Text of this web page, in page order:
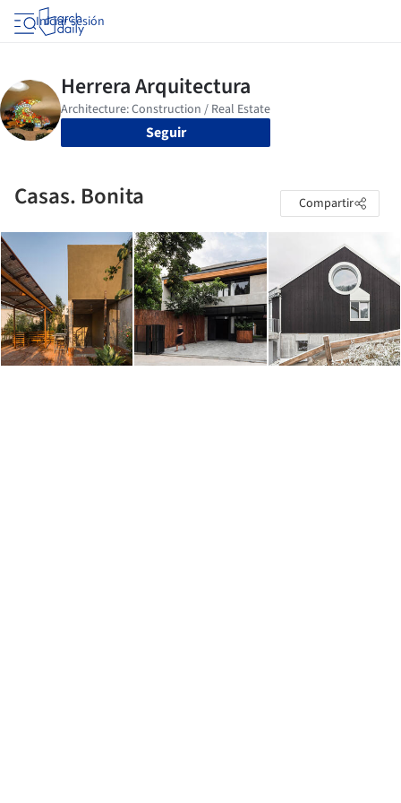
Iniciar sesión
Seguir
Casas. Bonita Compartir